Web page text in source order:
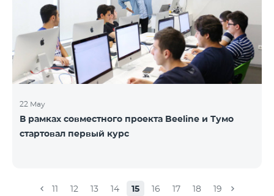
22 May
В рамках совместного проекта Beeline и Тумо
стартовал первый курс
11 12 13 14 15 16 17 18 19